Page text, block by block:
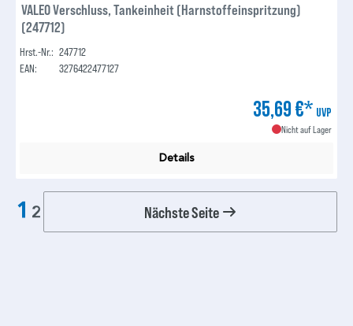
VALEO Verschluss, Tankeinheit (Harnstoffeinspritzung)
(247712)
Hrst.-Nr.: 247712
EAN:
3276422477127
35,69 €* UVP
Nicht auf Lager
Details
1 2 Nächste Seite